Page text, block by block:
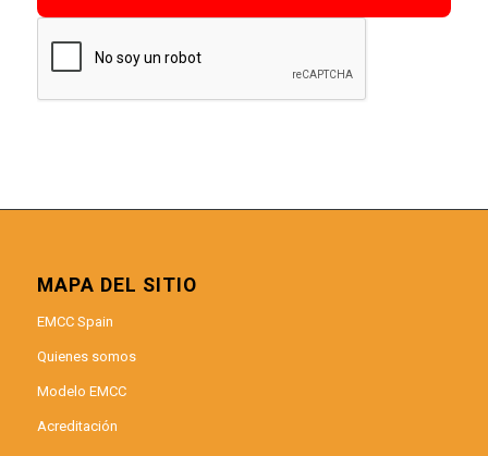
MAPA DEL SITIO
EMCC Spain
Quienes somos
Modelo EMCC
Acreditación